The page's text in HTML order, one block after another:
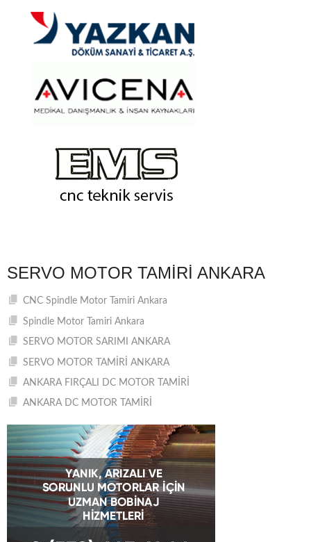
SERVO MOTOR TAMIRI ANKARA
CNC Spindle Motor Tamiri Ankara
Spindle Motor Tamiri Ankara
SERVO MOTOR SARIMI ANKARA
SERVO MOTOR TAMİRİ ANKARA
ANKARA FIRÇALI DC MOTOR TAMİRİ
ANKARA DC MOTOR TAMİRİ